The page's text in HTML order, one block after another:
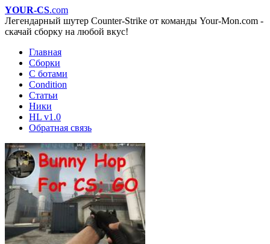
YOUR-CS.com
Легендарный шутер Counter-Strike от команды Your-Mon.com -
скачай сборку на любой вкус!
Главная
Сборки
С ботами
Condition
Статьи
Ники
HL v1.0
Обратная связь